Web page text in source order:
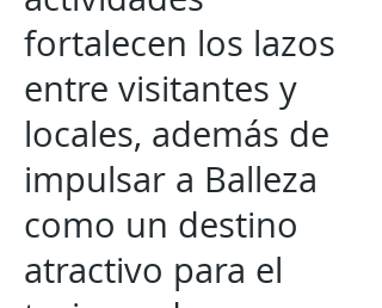
fortalecen los lazos
entre visitantes y
locales, además de
impulsar a Balleza
como un destino
atractivo para el